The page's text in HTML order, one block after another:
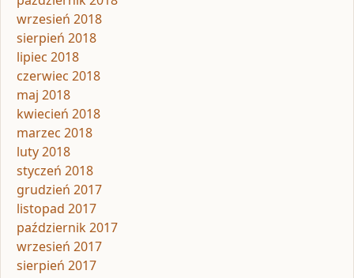
wrzesień 2018
sierpień 2018
lipiec 2018
czerwiec 2018
maj 2018
kwiecień 2018
marzec 2018
luty 2018
styczeń 2018
grudzień 2017
listopad 2017
październik 2017
wrzesień 2017
sierpień 2017